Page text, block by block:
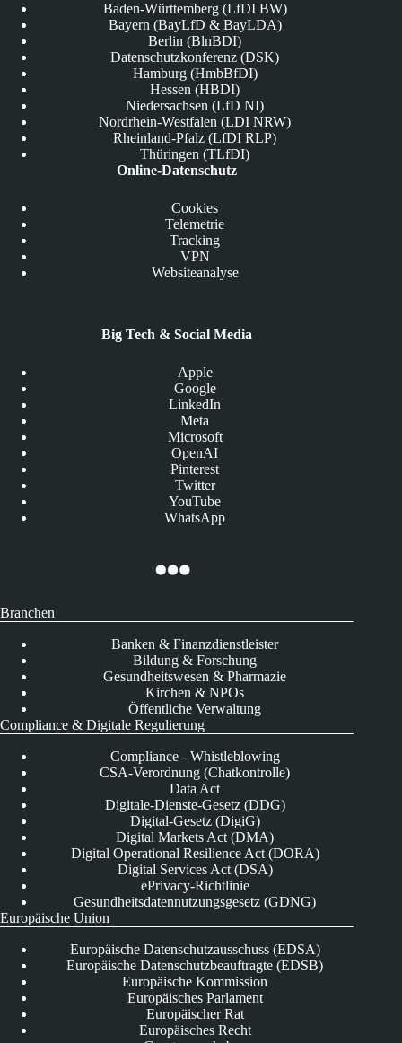
Baden-Württemberg (LfDI BW)
Bayern (BayLfD & BayLDA)
Berlin (BlnBDI)
Datenschutzkonferenz (DSK)
Hamburg (HmbBfDI)
Hessen (HBDI)
Niedersachsen (LfD NI)
Nordrhein-Westfalen (LDI NRW)
Rheinland-Pfalz (LfDI RLP)
Thüringen (TLfDI)
Online-Datenschutz
Cookies
Telemetrie
Tracking
VPN
Websiteanalyse
Big Tech & Social Media
Apple
Google
LinkedIn
Meta
Microsoft
OpenAI
Pinterest
Twitter
YouTube
WhatsApp
Branchen
Banken & Finanzdienstleister
Bildung & Forschung
Gesundheitswesen & Pharmazie
Kirchen & NPOs
Öffentliche Verwaltung
Compliance & Digitale Regulierung
Compliance - Whistleblowing
CSA-Verordnung (Chatkontrolle)
Data Act
Digitale-Dienste-Gesetz (DDG)
Digital-Gesetz (DigiG)
Digital Markets Act (DMA)
Digital Operational Resilience Act (DORA)
Digital Services Act (DSA)
ePrivacy-Richtlinie
Gesundheitsdatennutzungsgesetz (GDNG)
Europäische Union
Europäische Datenschutzausschuss (EDSA)
Europäische Datenschutzbeauftragte (EDSB)
Europäische Kommission
Europäisches Parlament
Europäischer Rat
Europäisches Recht